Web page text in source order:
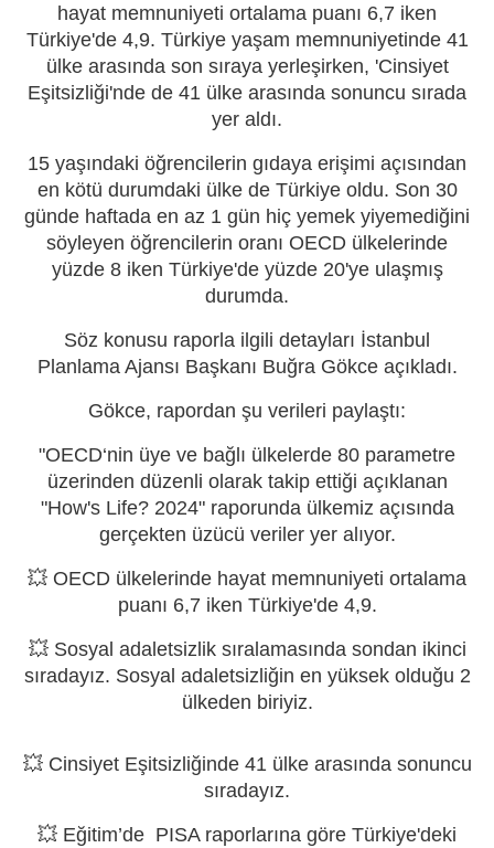
hayat memnuniyeti ortalama puanı 6,7 iken
Türkiye'de 4,9. Türkiye yaşam memnuniyetinde 41
ülke arasında son sıraya yerleşirken, 'Cinsiyet
Eşitsizliği'nde de 41 ülke arasında sonuncu sırada
yer aldı.
15 yaşındaki öğrencilerin gıdaya erişimi açısından
en kötü durumdaki ülke de Türkiye oldu. Son 30
günde haftada en az 1 gün hiç yemek yiyemediğini
söyleyen öğrencilerin oranı OECD ülkelerinde
yüzde 8 iken Türkiye'de yüzde 20'ye ulaşmış
durumda.
Söz konusu raporla ilgili detayları İstanbul
Planlama Ajansı Başkanı Buğra Gökce açıkladı.
Gökce, rapordan şu verileri paylaştı:
"OECD‘nin üye ve bağlı ülkelerde 80 parametre
üzerinden düzenli olarak takip ettiği açıklanan
"How's Life? 2024" raporunda ülkemiz açısında
gerçekten üzücü veriler yer alıyor.
💥 OECD ülkelerinde hayat memnuniyeti ortalama
puanı 6,7 iken Türkiye'de 4,9.
💥 Sosyal adaletsizlik sıralamasında sondan ikinci
sıradayız. Sosyal adaletsizliğin en yüksek olduğu 2
ülkeden biriyiz.
💥 Cinsiyet Eşitsizliğinde 41 ülke arasında sonuncu
sıradayız.
💥 Eğitim’de PISA raporlarına göre Türkiye'deki